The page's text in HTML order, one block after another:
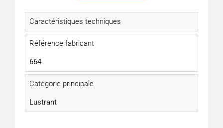
Caractéristiques techniques
Référence fabricant
664
Catégorie principale
Lustrant